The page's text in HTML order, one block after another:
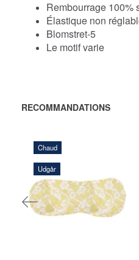
Rembourrage 100%
Élastique non
Blomstret-5
Le motif varie
RECOMMANDATIONS
Chaud
Udgår
108,00 DKK